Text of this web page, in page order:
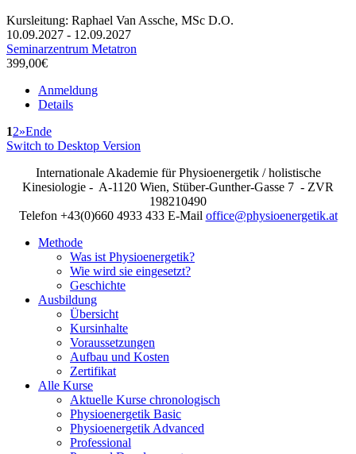
Kursleitung: Raphael Van Assche, MSc D.O.
10.09.2027 - 12.09.2027
Seminarzentrum Metatron
399,00€
Anmeldung
Details
12»Ende
Switch to Desktop Version
Internationale Akademie für Physioenergetik / holistische
Kinesiologie - A-1120 Wien, Stüber-Gunther-Gasse 7 - ZVR
198210490
Telefon +43(0)660 4933 433 E-Mail office@physioenergetik.at
Methode
Was ist Physioenergetik?
Wie wird sie eingesetzt?
Geschichte
Ausbildung
Übersicht
Kursinhalte
Voraussetzungen
Aufbau und Kosten
Zertifikat
Alle Kurse
Aktuelle Kurse chronologisch
Physioenergetik Basic
Physioenergetik Advanced
Professional